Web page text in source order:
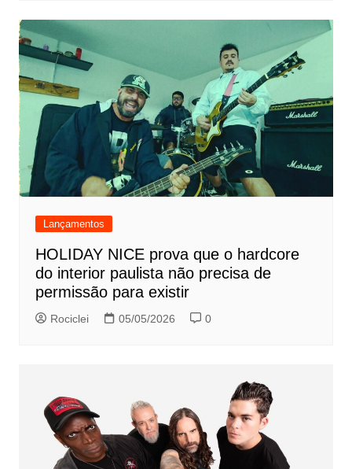
Lançamentos
HOLIDAY NICE prova que o hardcore
do interior paulista não precisa de
permissão para existir
Rociclei 05/05/2026 0